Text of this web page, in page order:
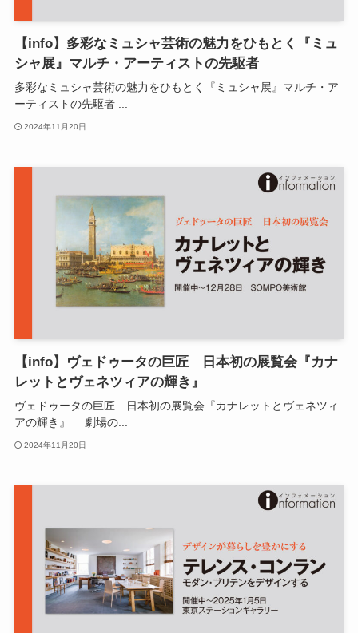
【info】多彩なミュシャ芸術の魅力をひもとく『ミュ
シャ展』マルチ・アーティストの先駆者
多彩なミュシャ芸術の魅力をひもとく『ミュシャ展』マルチ・ア
ーティストの先駆者 ...
2024年11月20日
【info】ヴェドゥータの巨匠 日本初の展覧会『カナ
レットとヴェネツィアの輝き』
ヴェドゥータの巨匠 日本初の展覧会『カナレットとヴェネツィ
アの輝き』 劇場の...
2024年11月20日